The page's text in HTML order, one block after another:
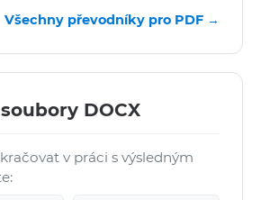
Všechny převodníky pro PDF →
DOCX
v práci s výsledným